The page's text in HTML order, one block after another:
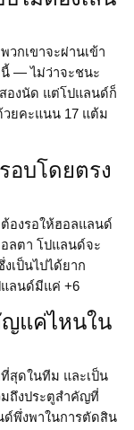
กเขาจะผ่านเข้า
— ไม่ว่าจะชนะ
องนัด แต่โปแลนด์ก็
วยคะแนน 17 แต้ม
อบโดยตรง
องรอให้ฮอลแลนด์
ลตา โปแลนด์จะ
เป็นไปได้ยาก
ลนด์มีแค่ +6
ญแค่ไหนใน
ที่สุดในทีม และเป็น
ถึงประตูสำคัญที่
ด์พึ่งพาในการตัดสิน